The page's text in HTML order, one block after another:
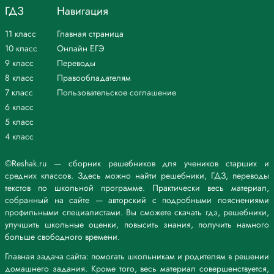
©Reshak.ru — сборник решебников для учеников старших и
средних классов. Здесь можно найти решебники, ГДЗ, переводы
текстов по школьной программе. Практически весь материал,
собранный на сайте — авторский с подробными пояснениями
профильными специалистами. Вы сможете скачать гдз, решебники,
улучшить школьные оценки, повысить знания, получить намного
больше свободного времени.
Главная задача сайта: помогать школьникам и родителям в решении
домашнего задания. Кроме того, весь материал совершенствуется,
ГДЗ
11 класс
10 класс
9 класс
8 класс
7 класс
6 класс
5 класс
4 класс
Навигация
Главная страница
Онлайн ЕГЭ
Переводы
Правообладателям
Пользовательское соглашение